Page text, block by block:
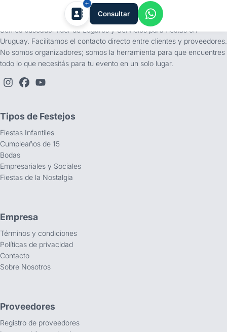
Consultar
tufiesta.com.uy
Somos buscador líder de Lugares y Servicios para fiestas en
Uruguay. Facilitamos el contacto directo entre clientes y proveedores.
No somos organizadores; somos la herramienta para que encuentres
todo lo que necesitás para tu evento en un solo lugar.
Tipos de Festejos
Fiestas Infantiles
Cumpleaños de 15
Bodas
Empresariales y Sociales
Fiestas de la Nostalgia
Empresa
Términos y condiciones
Políticas de privacidad
Contacto
Sobre Nosotros
Proveedores
Registro de proveedores